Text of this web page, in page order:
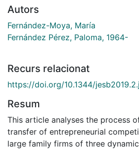
Autors
Fernández-Moya, María
Fernández Pérez, Paloma, 1964-
Recurs relacionat
https://doi.org/10.1344/
Resum
This article analyses the process
transfer of entrepreneurial
large family firms of three